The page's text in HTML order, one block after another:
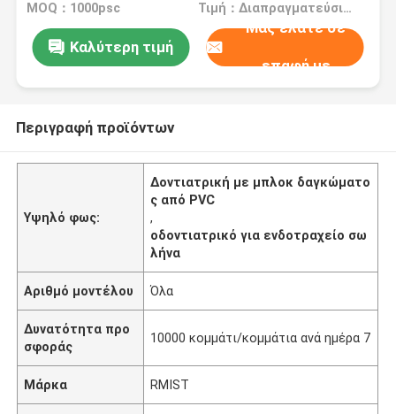
MOQ：1000psc Τιμή：Διαπραγματεύσιμα
Καλύτερη τιμή
Μας ελάτε σε
επαφή με
Περιγραφή προϊόντων
Υψηλό φως:
Δοντιατρική με μπλοκ δαγκώματο
ς από PVC
,
οδοντιατρικό για ενδοτραχείο σω
λήνα
Αριθμό μοντέλου Όλα
Δυνατότητα προ
σφοράς
10000 κομμάτι/κομμάτια ανά ημέρα 7
Μάρκα RMIST